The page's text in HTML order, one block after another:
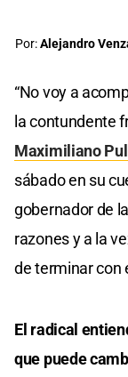
Por:Alejandro
“No voy a
la contundente
Maximiliano
sábado en su
gobernador de
razones y a la
de terminar con
El radical
que puede